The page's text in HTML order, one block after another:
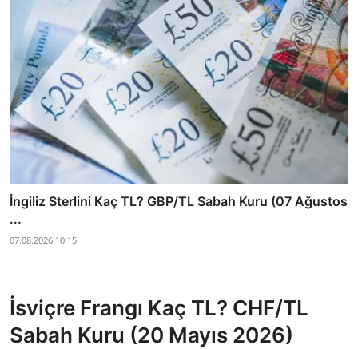
İngiliz Sterlini Kaç TL? GBP/TL Sabah Kuru (07 Ağustos
...
07.08.2026 10:15
İsviçre Frangı Kaç TL? CHF/TL
Sabah Kuru (20 Mayıs 2026)